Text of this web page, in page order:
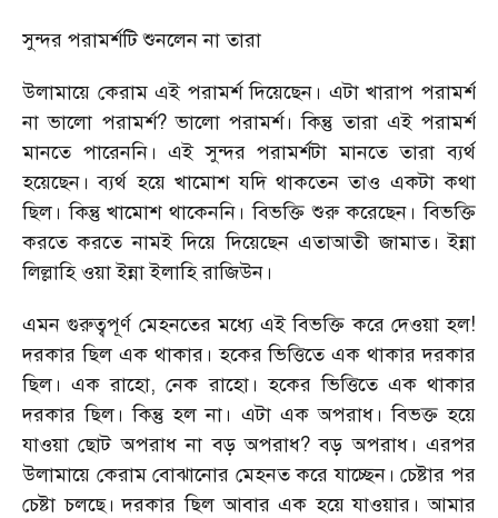
সুন্দর পরামর্শটি শুনলেন না তারা
উলামায়ে কেরাম এই পরামর্শ দিয়েছেন। এটা খারাপ পরামর্শ
না ভালো পরামর্শ? ভালো পরামর্শ। কিন্তু তারা এই পরামর্শ
মানতে পারেননি। এই সুন্দর পরামর্শটা মানতে তারা ব্যর্থ
হয়েছেন। ব্যর্থ হয়ে খামোশ যদি থাকতেন তাও একটা কথা
ছিল। কিন্তু খামোশ থাকেননি। বিভক্তি শুরু করেছেন। বিভক্তি
করতে করতে নামই দিয়ে দিয়েছেন এতাআতী জামাত। ইন্না
লিল্লাহি ওয়া ইন্না ইলাহি রাজিউন।
এমন গুরুত্বপূর্ণ মেহনতের মধ্যে এই বিভক্তি করে দেওয়া হল!
দরকার ছিল এক থাকার। হকের ভিত্তিতে এক থাকার দরকার
ছিল। এক রাহো, নেক রাহো। হকের ভিত্তিতে এক থাকার
দরকার ছিল। কিন্তু হল না। এটা এক অপরাধ। বিভক্ত হয়ে
যাওয়া ছোট অপরাধ না বড় অপরাধ? বড় অপরাধ। এরপর
উলামায়ে কেরাম বোঝানোর মেহনত করে যাচ্ছেন। চেষ্টার পর
চেষ্টা চলছে। দরকার ছিল আবার এক হয়ে যাওয়ার। আমার